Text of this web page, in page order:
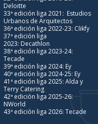
Deloitte
33ª edición liga 2021: Estudios
Urbanos de Arquitectos
36ª edición liga 2022-23: Clikfy
37ª edición liga
2023: Decathlon
38ª edición liga 2023-24:
Tecade
39ª edición liga 2024: Ey
40ª edición liga 2024-25: Ey
41ª edición liga 2025: Alda y
Terry Catering
42ª edición liga 2025-26:
NWorld
43ª edición liga 2026: Tecade